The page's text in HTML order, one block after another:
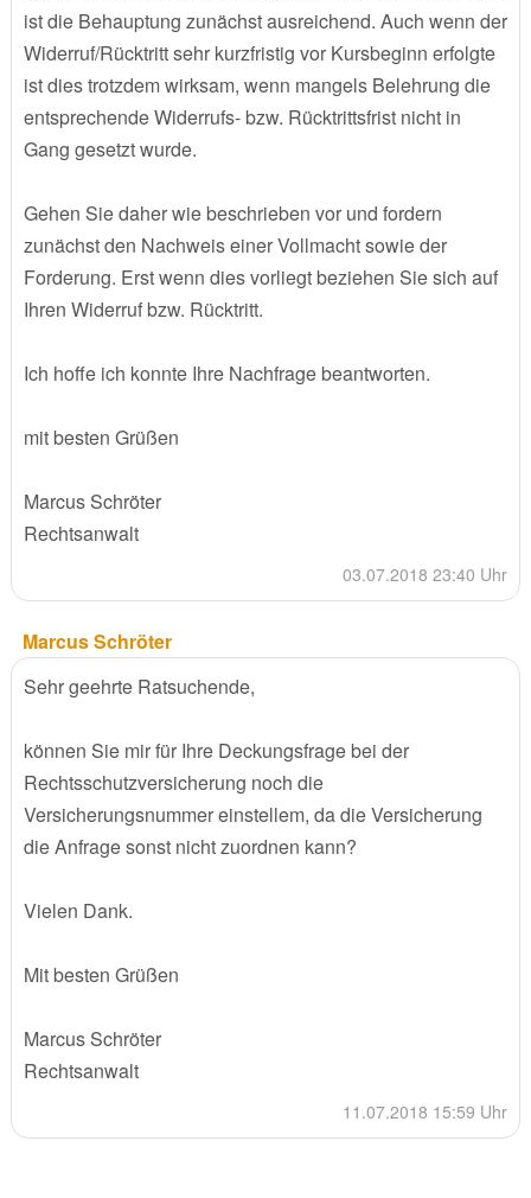
ist die Behauptung zunächst ausreichend. Auch wenn der
Widerruf/Rücktritt sehr kurzfristig vor Kursbeginn erfolgte
ist dies trotzdem wirksam, wenn mangels Belehrung die
entsprechende Widerrufs- bzw. Rücktrittsfrist nicht in
Gang gesetzt wurde.
Gehen Sie daher wie beschrieben vor und fordern
zunächst den Nachweis einer Vollmacht sowie der
Forderung. Erst wenn dies vorliegt beziehen Sie sich auf
Ihren Widerruf bzw. Rücktritt.
Ich hoffe ich konnte Ihre Nachfrage beantworten.
mit besten Grüßen
Marcus Schröter
Rechtsanwalt
03.07.2018 23:40 Uhr
Marcus Schröter
Sehr geehrte Ratsuchende,
können Sie mir für Ihre Deckungsfrage bei der
Rechtsschutzversicherung noch die
Versicherungsnummer einstellem, da die Versicherung
die Anfrage sonst nicht zuordnen kann?
Vielen Dank.
Mit besten Grüßen
Marcus Schröter
Rechtsanwalt
11.07.2018 15:59 Uhr